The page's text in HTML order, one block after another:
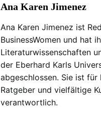
Ana Karen Jimenez
Ana Karen Jimenez ist
BusinessWomen und hat
Literaturwissenschaften
der Eberhard Karls
abgeschlossen. Sie ist für
Ratgeber und vielfältige
verantwortlich.